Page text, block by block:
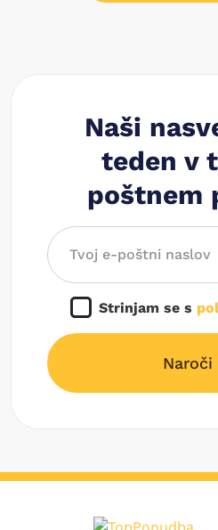
Naši
teden v
poštnem
Strinjam se s
Naroči